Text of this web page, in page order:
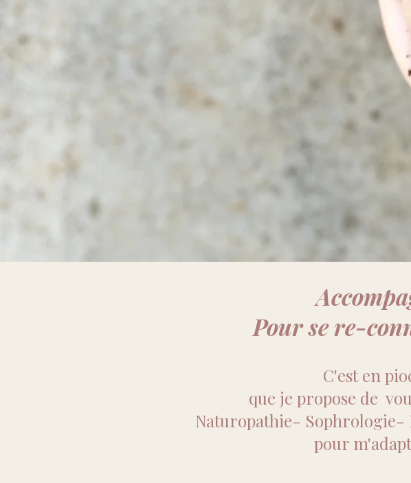
Pour se re-
C'est en
que je propose de
Naturopathie- Sophrologie-
pour